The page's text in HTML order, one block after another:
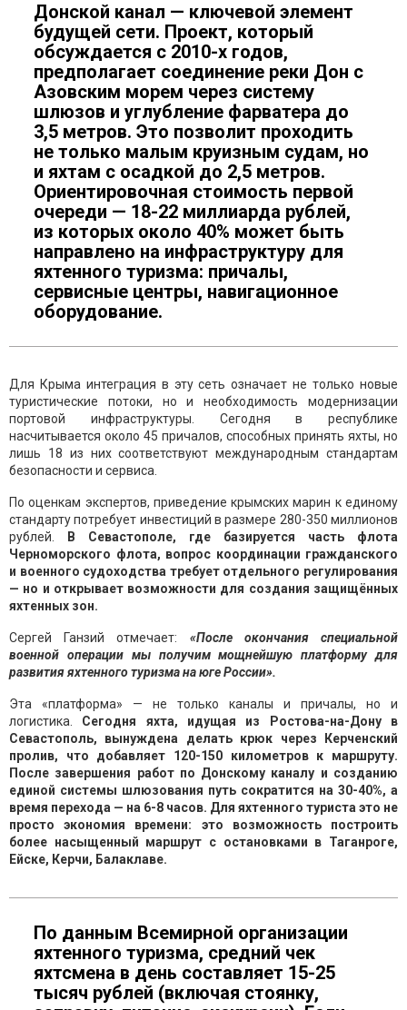
Донской канал — ключевой элемент
будущей сети. Проект, который
обсуждается с 2010-х годов,
предполагает соединение реки Дон с
Азовским морем через систему
шлюзов и углубление фарватера до
3,5 метров. Это позволит проходить
не только малым круизным судам, но
и яхтам с осадкой до 2,5 метров.
Ориентировочная стоимость первой
очереди — 18-22 миллиарда рублей,
из которых около 40% может быть
направлено на инфраструктуру для
яхтенного туризма: причалы,
сервисные центры, навигационное
оборудование.
Для Крыма интеграция в эту сеть означает не только новые
туристические потоки, но и необходимость модернизации
портовой инфраструктуры. Сегодня в республике
насчитывается около 45 причалов, способных принять яхты, но
лишь 18 из них соответствуют международным стандартам
безопасности и сервиса.
По оценкам экспертов, приведение крымских марин к единому
стандарту потребует инвестиций в размере 280-350 миллионов
рублей.
В Севастополе, где базируется часть флота
Черноморского флота, вопрос координации гражданского
и военного судоходства требует отдельного регулирования
— но и открывает возможности для создания защищённых
яхтенных зон.
Сергей Ганзий отмечает: «После окончания специальной
военной операции мы получим мощнейшую платформу для
развития яхтенного туризма на юге России».
Эта «платформа» — не только каналы и причалы, но и
логистика. Сегодня яхта, идущая из Ростова-на-Дону в
Севастополь, вынуждена делать крюк через Керченский
пролив, что добавляет 120-150 километров к маршруту.
После завершения работ по Донскому каналу и созданию
единой системы шлюзования путь сократится на 30-40%, а
время перехода — на 6-8 часов. Для яхтенного туриста это не
просто экономия времени: это возможность построить
более насыщенный маршрут с остановками в Таганроге,
Ейске, Керчи, Балаклаве.
По данным Всемирной организации
яхтенного туризма, средний чек
яхтсмена в день составляет 15-25
тысяч рублей (включая стоянку,